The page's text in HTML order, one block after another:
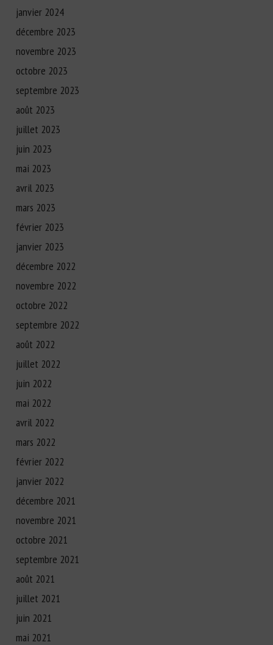
janvier 2024
décembre 2023
novembre 2023
octobre 2023
septembre 2023
août 2023
juillet 2023
juin 2023
mai 2023
avril 2023
mars 2023
février 2023
janvier 2023
décembre 2022
novembre 2022
octobre 2022
septembre 2022
août 2022
juillet 2022
juin 2022
mai 2022
avril 2022
mars 2022
février 2022
janvier 2022
décembre 2021
novembre 2021
octobre 2021
septembre 2021
août 2021
juillet 2021
juin 2021
mai 2021